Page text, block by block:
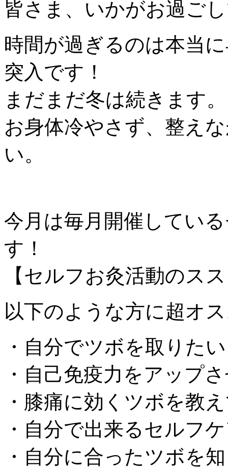
皆さま、いかがお過ご
時間が過ぎるのは本当
突入です！
まだまだ冬は続きます。
お身体冷やさず、整え
い。
今月は毎月開催してい
す！
【セルフお灸活動のス
以下のような方に超オ
・自分でツボを取りた
・自己免疫力をアップ
・膝痛に効くツボを教
・自分で出来るセルフ
・自分に合ったツボを